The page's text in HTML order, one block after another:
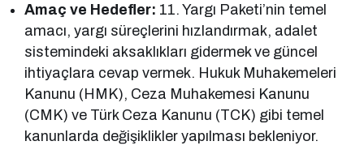
Amaç ve Hedefler: 11. Yargı Paketi’nin temel
amacı, yargı süreçlerini hızlandırmak, adalet
sistemindeki aksaklıkları gidermek ve güncel
ihtiyaçlara cevap vermek. Hukuk Muhakemeleri
Kanunu (HMK), Ceza Muhakemesi Kanunu
(CMK) ve Türk Ceza Kanunu (TCK) gibi temel
kanunlarda değişiklikler yapılması bekleniyor.